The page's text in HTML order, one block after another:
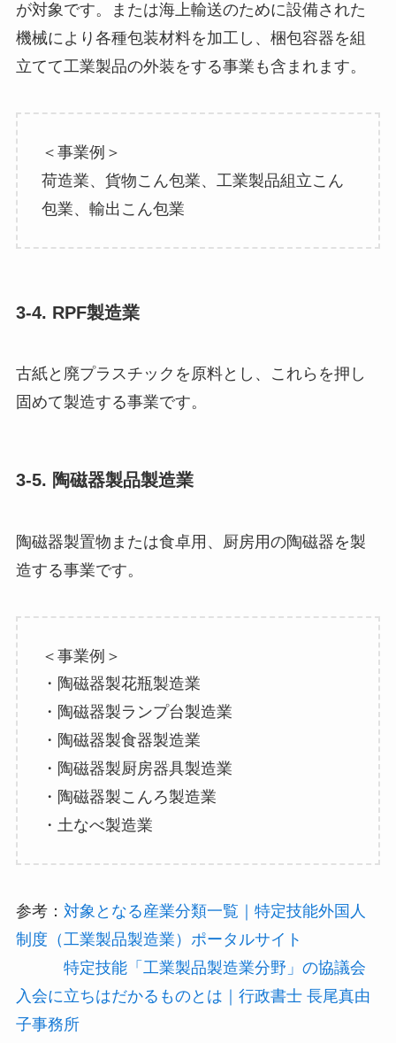
が対象です。または海上輸送のために設備された
機械により各種包装材料を加工し、梱包容器を組
立てて工業製品の外装をする事業も含まれます。
＜事業例＞
荷造業、貨物こん包業、工業製品組立こん
包業、輸出こん包業
3-4. RPF製造業
古紙と廃プラスチックを原料とし、これらを押し
固めて製造する事業です。
3-5. 陶磁器製品製造業
陶磁器製置物または食卓用、厨房用の陶磁器を製
造する事業です。
＜事業例＞
・陶磁器製花瓶製造業
・陶磁器製ランプ台製造業
・陶磁器製食器製造業
・陶磁器製厨房器具製造業
・陶磁器製こんろ製造業
・土なべ製造業
参考： 対象となる産業分類一覧｜特定技能外国人
制度（工業製品製造業）ポータルサイト
特定技能「工業製品製造業分野」の協議会
入会に立ちはだかるものとは｜行政書士 長尾真由
子事務所